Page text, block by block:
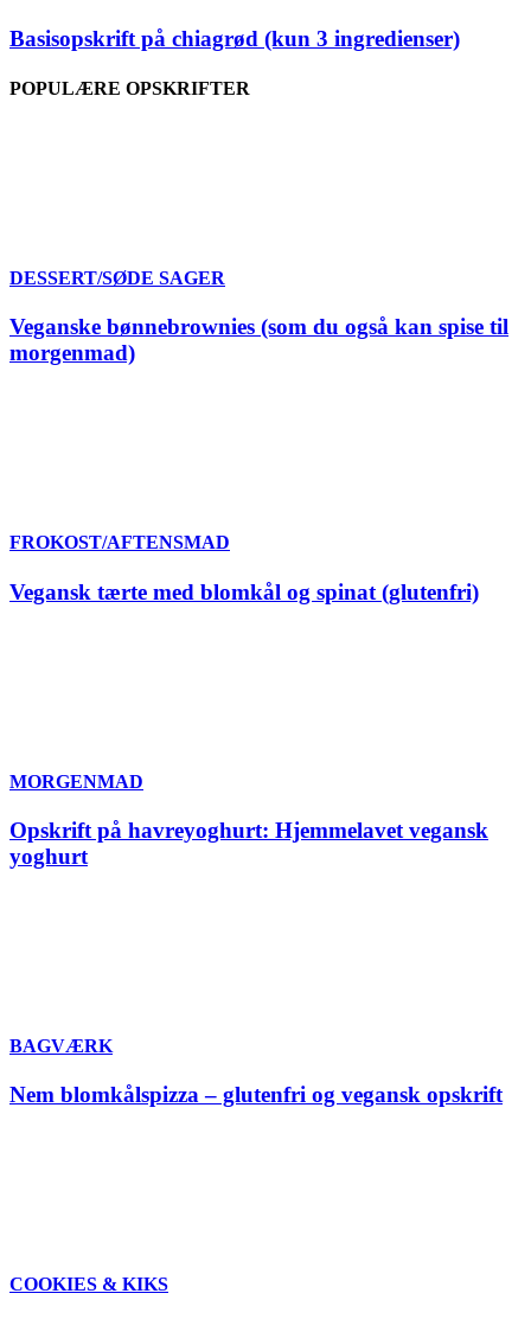
Basisopskrift på chiagrød (kun 3 ingredienser)
POPULÆRE OPSKRIFTER
DESSERT/SØDE SAGER
Veganske bønnebrownies (som du også kan spise til
morgenmad)
FROKOST/AFTENSMAD
Vegansk tærte med blomkål og spinat (glutenfri)
MORGENMAD
Opskrift på havreyoghurt: Hjemmelavet vegansk
yoghurt
BAGVÆRK
Nem blomkålspizza – glutenfri og vegansk opskrift
COOKIES & KIKS